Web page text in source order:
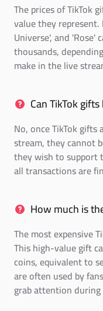
The prices of TikTok
value they represent.
Universe', and 'Rose'
thousands,
make in the live
Can TikTok
No, once TikTok
stream, they cannot
they wish to support
all transactions are
How much is
The most expensive
This high-value gift
coins, equivalent to
are often used by
grab attention